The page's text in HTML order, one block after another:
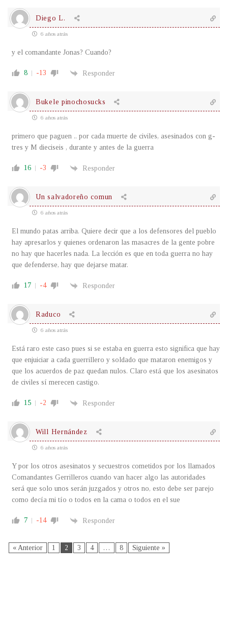
Diego L.
6 años atrás
y el comandante Jonas? Cuando?
8 -13 Responder
Bukele pinochosucks
6 años atrás
primero que paguen .. por cada muerte de civiles, asesinados con g-
tres y M dieciseis , durante y antes de la guerra
16 -3 Responder
Un salvadoreño comun
6 años atrás
El mundo patas arriba. Quiere decir que a los defensores del pueblo
hay apresarlos y quienes ordenaron las masacres de la gente pobre
no hay que hacerles nada. La lección es que en toda guerra no hay
que defenderse, hay que dejarse matar.
17 -4 Responder
Raduco
6 años atrás
Está raro este caso pues si se estaba en guerra esto significa que hay
que enjuiciar a cada guerrillero y soldado que mataron enemigos y
que los acuerdos de paz quedan nulos. Claro está que los asesinatos
de civiles sí merecen castigo.
15 -2 Responder
Will Hernández
6 años atrás
Y por los otros asesinatos y secuestros cometidos por los llamados
Comandantes Gerrilleros cuando van hacer algo las autoridades
será que solo unos serán juzgados y otros no, esto debe ser parejo
como decía mi tío o todos en la cama o todos en el sue
7 -14 Responder
« Anterior 1 2 3 4 … 8 Siguiente »